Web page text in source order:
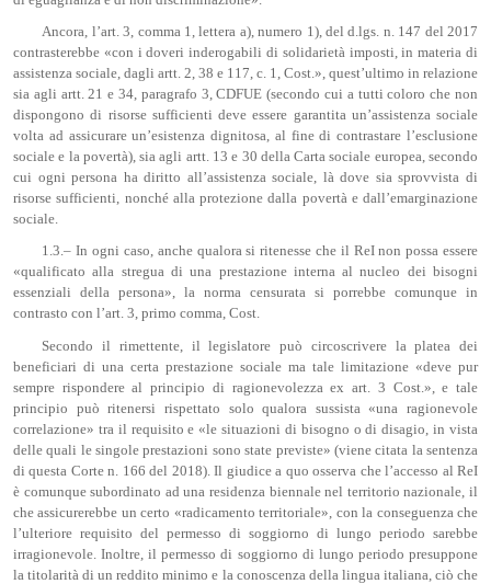
Ancora, l’art. 3, comma 1, lettera a), numero 1), del d.lgs. n. 147 del 2017
contrasterebbe «con i doveri inderogabili di solidarietà imposti, in materia di
assistenza sociale, dagli artt. 2, 38 e 117, c. 1, Cost.», quest’ultimo in relazione
sia agli artt. 21 e 34, paragrafo 3, CDFUE (secondo cui a tutti coloro che non
dispongono di risorse sufficienti deve essere garantita un’assistenza sociale
volta ad assicurare un’esistenza dignitosa, al fine di contrastare l’esclusione
sociale e la povertà), sia agli artt. 13 e 30 della Carta sociale europea, secondo
cui ogni persona ha diritto all’assistenza sociale, là dove sia sprovvista di
risorse sufficienti, nonché alla protezione dalla povertà e dall’emarginazione
sociale.
1.3.– In ogni caso, anche qualora si ritenesse che il ReI non possa essere
«qualificato alla stregua di una prestazione interna al nucleo dei bisogni
essenziali della persona», la norma censurata si porrebbe comunque in
contrasto con l’art. 3, primo comma, Cost.
Secondo il rimettente, il legislatore può circoscrivere la platea dei
beneficiari di una certa prestazione sociale ma tale limitazione «deve pur
sempre rispondere al principio di ragionevolezza ex art. 3 Cost.», e tale
principio può ritenersi rispettato solo qualora sussista «una ragionevole
correlazione» tra il requisito e «le situazioni di bisogno o di disagio, in vista
delle quali le singole prestazioni sono state previste» (viene citata la sentenza
di questa Corte n. 166 del 2018). Il giudice a quo osserva che l’accesso al ReI
è comunque subordinato ad una residenza biennale nel territorio nazionale, il
che assicurerebbe un certo «radicamento territoriale», con la conseguenza che
l’ulteriore requisito del permesso di soggiorno di lungo periodo sarebbe
irragionevole. Inoltre, il permesso di soggiorno di lungo periodo presuppone
la titolarità di un reddito minimo e la conoscenza della lingua italiana, ciò che